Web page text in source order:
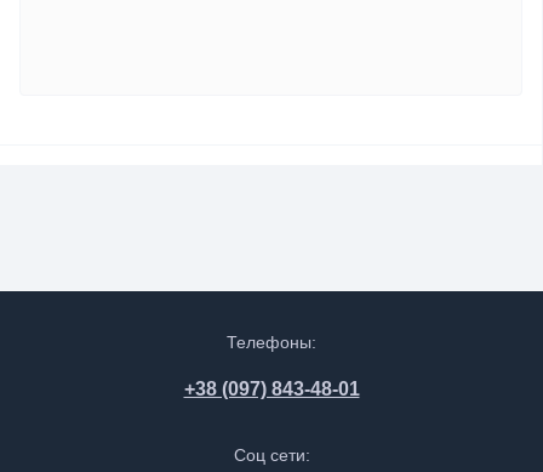
Телефоны:
+38 (097) 843-48-01
Соц сети: